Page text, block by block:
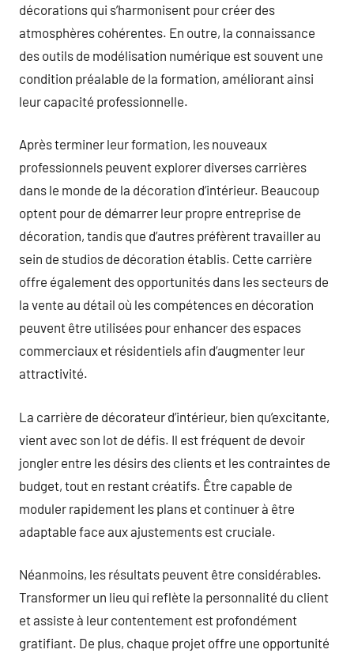
décorations qui s’harmonisent pour créer des
atmosphères cohérentes. En outre, la connaissance
des outils de modélisation numérique est souvent une
condition préalable de la formation, améliorant ainsi
leur capacité professionnelle.
Après terminer leur formation, les nouveaux
professionnels peuvent explorer diverses carrières
dans le monde de la décoration d’intérieur. Beaucoup
optent pour de démarrer leur propre entreprise de
décoration, tandis que d’autres préfèrent travailler au
sein de studios de décoration établis. Cette carrière
offre également des opportunités dans les secteurs de
la vente au détail où les compétences en décoration
peuvent être utilisées pour enhancer des espaces
commerciaux et résidentiels afin d’augmenter leur
attractivité.
La carrière de décorateur d’intérieur, bien qu’excitante,
vient avec son lot de défis. Il est fréquent de devoir
jongler entre les désirs des clients et les contraintes de
budget, tout en restant créatifs. Être capable de
moduler rapidement les plans et continuer à être
adaptable face aux ajustements est cruciale.
Néanmoins, les résultats peuvent être considérables.
Transformer un lieu qui reflète la personnalité du client
et assiste à leur contentement est profondément
gratifiant. De plus, chaque projet offre une opportunité